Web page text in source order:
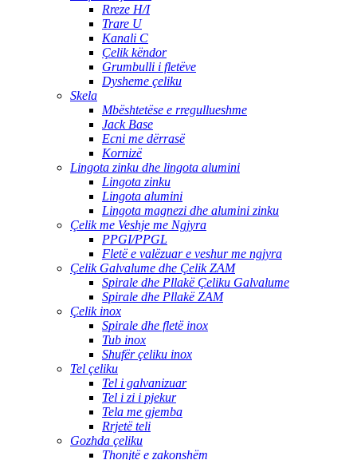
Rreze H/I
Trare U
Kanali C
Çelik këndor
Grumbulli i fletëve
Dysheme çeliku
Skela
Mbështetëse e rregullueshme
Jack Base
Ecni me dërrasë
Kornizë
Lingota zinku dhe lingota alumini
Lingota zinku
Lingota alumini
Lingota magnezi dhe alumini zinku
Çelik me Veshje me Ngjyra
PPGI/PPGL
Fletë e valëzuar e veshur me ngjyra
Çelik Galvalume dhe Çelik ZAM
Spirale dhe Pllakë Çeliku Galvalume
Spirale dhe Pllakë ZAM
Çelik inox
Spirale dhe fletë inox
Tub inox
Shufër çeliku inox
Tel çeliku
Tel i galvanizuar
Tel i zi i pjekur
Tela me gjemba
Rrjetë teli
Gozhda çeliku
Thonjtë e zakonshëm